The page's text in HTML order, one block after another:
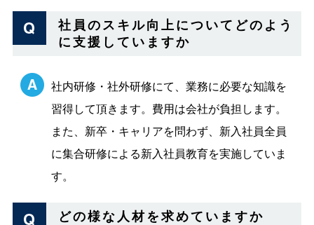
社員のスキル向上についてどのよう
に支援していますか
社内研修・社外研修にて、業務に必要な知識を
習得して頂きます。費用は会社が負担します。
また、新卒・キャリアを問わず、新入社員全員
に集合研修による新入社員教育を実施していま
す。
どの様な人材を求めていますか